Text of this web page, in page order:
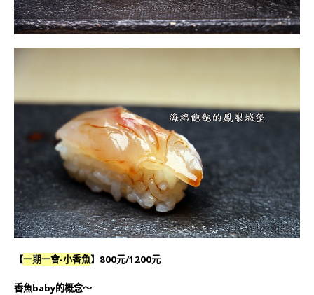
【一期一會-小香魚】800元/1200元
香魚baby的概念～